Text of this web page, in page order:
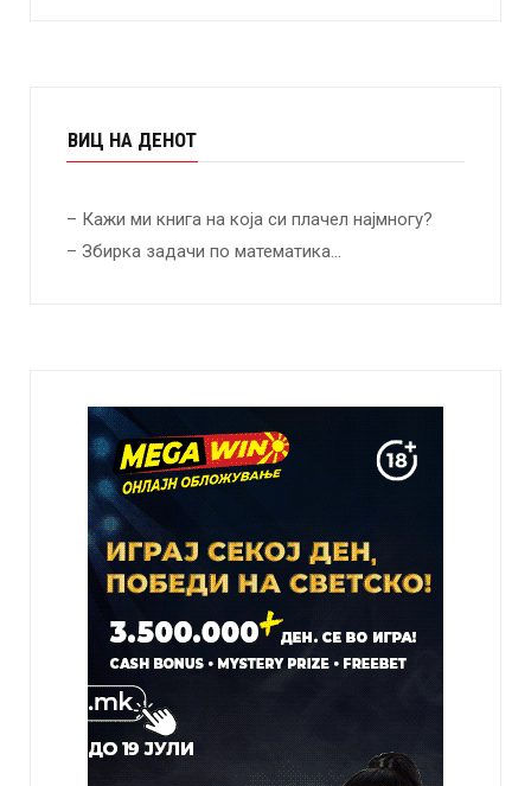
ВИЦ НА ДЕНОТ
– Кажи ми книга на која си плачел најмногу?
– Збирка задачи по математика…